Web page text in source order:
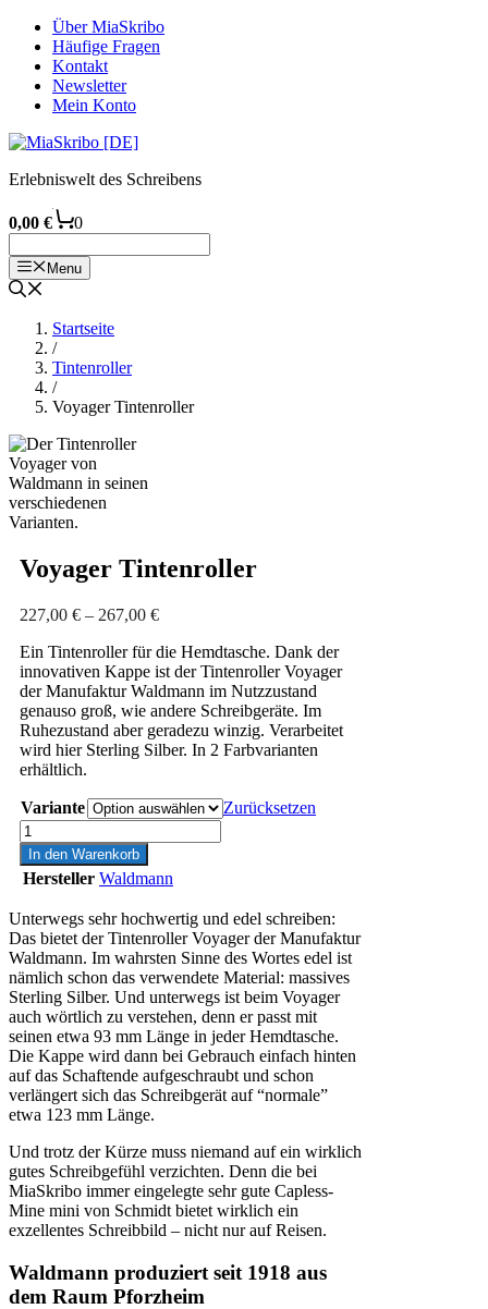
Zum
Inhalt
springen
Über MiaSkribo
Häufige Fragen
Kontakt
Newsletter
Mein Konto
Erlebniswelt des Schreibens
0,00 € 0
Menu
Startseite
/
Tintenroller
/
Voyager Tintenroller
Voyager Tintenroller
227,00 € – 267,00 €Preisspanne:
bis
267,00 €
Ein Tintenroller für die Hemdtasche. Dank der
innovativen Kappe ist der Tintenroller Voyager
der Manufaktur Waldmann im Nutzzustand
genauso groß, wie andere Schreibgeräte. Im
Ruhezustand aber geradezu winzig. Verarbeitet
wird hier Sterling Silber. In 2 Farbvarianten
erhältlich.
Variante
Zurücksetzen
Voyager
Tintenroller
Menge
In den Warenkorb
Hersteller Waldmann
Unterwegs sehr hochwertig und edel schreiben:
Das bietet der Tintenroller Voyager der Manufaktur
Waldmann. Im wahrsten Sinne des Wortes edel ist
nämlich schon das verwendete Material: massives
Sterling Silber. Und unterwegs ist beim Voyager
auch wörtlich zu verstehen, denn er passt mit
seinen etwa 93 mm Länge in jeder Hemdtasche.
Die Kappe wird dann bei Gebrauch einfach hinten
auf das Schaftende aufgeschraubt und schon
verlängert sich das Schreibgerät auf “normale”
etwa 123 mm Länge.
Und trotz der Kürze muss niemand auf ein wirklich
gutes Schreibgefühl verzichten. Denn die bei
MiaSkribo immer eingelegte sehr gute Capless-
Mine mini von Schmidt bietet wirklich ein
exzellentes Schreibbild – nicht nur auf Reisen.
Waldmann produziert seit 1918 aus
dem Raum Pforzheim